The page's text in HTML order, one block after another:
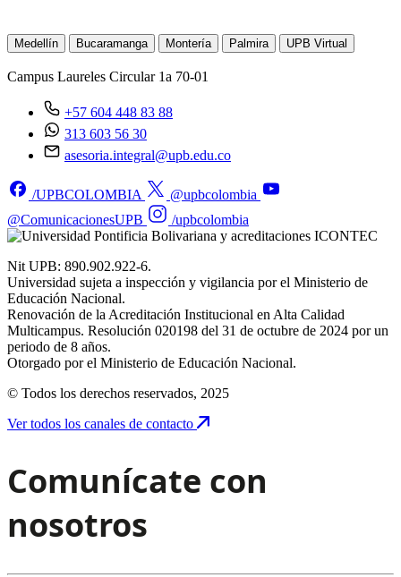
Medellín Bucaramanga Montería Palmira UPB Virtual
Campus Laureles Circular 1a 70-01
+57 604 448 83 88
313 603 56 30
asesoria.integral@upb.edu.co
/UPBCOLOMBIA
@upbcolombia
@ComunicacionesUPB
/upbcolombia
Nit UPB: 890.902.922-6.
Universidad sujeta a inspección y vigilancia por el Ministerio de
Educación Nacional.
Renovación de la Acreditación Institucional en Alta Calidad
Multicampus. Resolución 020198 del 31 de octubre de 2024 por un
periodo de 8 años.
Otorgado por el Ministerio de Educación Nacional.
© Todos los derechos reservados, 2025
Ver todos los canales de contacto
Comunícate con
nosotros